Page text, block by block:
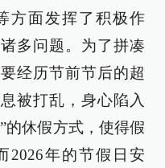
方面发挥了积极作
多问题。为了拼凑
经历节前节后的超
被打乱，身心陷入
的休假方式，使得假
2026年的节假日安